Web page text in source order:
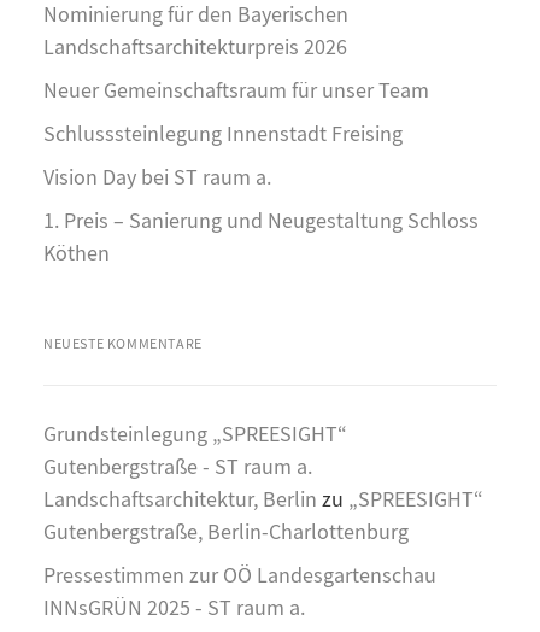
Nominierung für den Bayerischen
Landschaftsarchitekturpreis 2026
Neuer Gemeinschaftsraum für unser Team
Schlusssteinlegung Innenstadt Freising
Vision Day bei ST raum a.
1. Preis – Sanierung und Neugestaltung Schloss
Köthen
NEUESTE KOMMENTARE
Grundsteinlegung „SPREESIGHT“
Gutenbergstraße - ST raum a.
Landschaftsarchitektur, Berlin zu „SPREESIGHT“
Gutenbergstraße, Berlin-Charlottenburg
Pressestimmen zur OÖ Landesgartenschau
INNsGRÜN 2025 - ST raum a.